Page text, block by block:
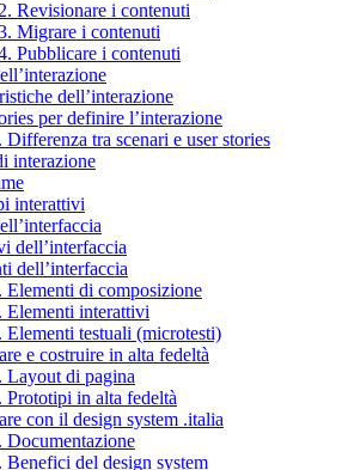
Revisionare i contenuti
Migrare i contenuti
Pubblicare i contenuti
dell’interazione
per definire l’interazione
Differenza tra scenari e user stories
interazione
interattivi
dell’interfaccia
dell’interfaccia
Elementi di composizione
Elementi interattivi
Elementi testuali (microtesti)
e costruire in alta fedeltà
Layout di pagina
Prototipi in alta fedeltà
con il design system .italia
Documentazione
Benefici del design system